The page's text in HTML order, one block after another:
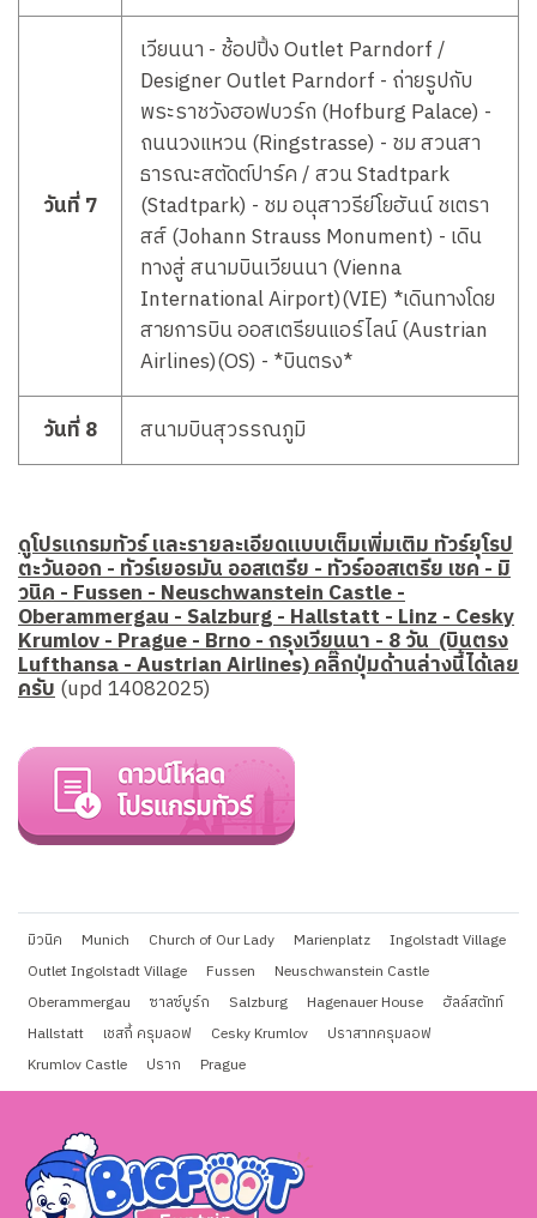
วันที่ 7
เวียนนา - ช้อปปิ้ง Outlet Parndorf /
Designer Outlet Parndorf - ถ่ายรูปกับ
พระราชวังฮอฟบวร์ก (Hofburg Palace) -
ถนนวงแหวน (Ringstrasse) - ชม สวนสา
ธารณะสตัดต์ปาร์ค / สวน Stadtpark
(Stadtpark) - ชม อนุสาวรีย์โยฮันน์ ชเตรา
สส์ (Johann Strauss Monument) - เดิน
ทางสู่ สนามบินเวียนนา (Vienna
International Airport)(VIE) *เดินทางโดย
สายการบิน ออสเตรียนแอร์ไลน์ (Austrian
Airlines)(OS) - *บินตรง*
วันที่ 8 สนามบินสุวรรณภูมิ
ดูโปรแกรมทัวร์ และรายละเอียดแบบเต็มเพิ่มเติม ทัวร์ยุโรป
ตะวันออก - ทัวร์เยอรมัน ออสเตรีย - ทัวร์ออสเตรีย เชค - มิ
วนิค - Fussen - Neuschwanstein Castle -
Oberammergau - Salzburg - Hallstatt - Linz - Cesky
Krumlov - Prague - Brno - กรุงเวียนนา - 8 วัน (บินตรง
Lufthansa - Austrian Airlines) คลิ๊กปุ่มด้านล่างนี้ได้เลย
ครับ(upd 14082025)
มิวนิค Munich Church of Our Lady Marienplatz
Ingolstadt Village
Outlet Ingolstadt Village
Fussen
Neuschwanstein Castle
Oberammergau
ซาลซ์บูร์ก Salzburg Hagenauer House
ฮัลล์สตัทท์
Hallstatt
เชสกี้ ครุมลอฟ Cesky Krumlov
ปราสาทครุมลอฟ
Krumlov Castle
ปราก Prague